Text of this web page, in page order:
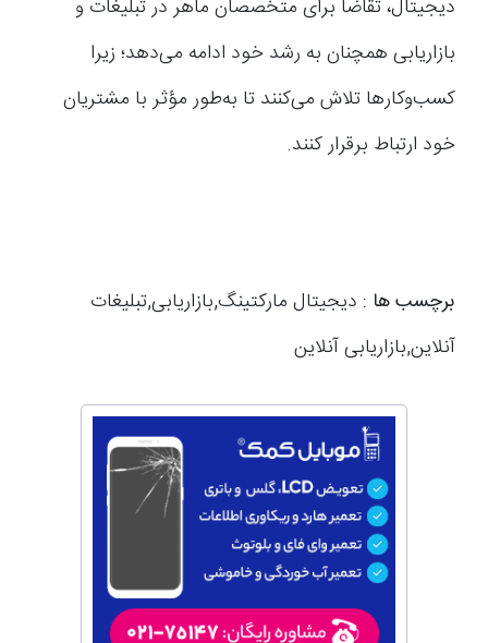
دیجیتال، تقاضا برای متخصصان ماهر در تبلیغات و
بازاریابی همچنان به رشد خود ادامه می‌دهد؛ زیرا
کسب‌وکارها تلاش می‌کنند تا به‌طور مؤثر با مشتریان
خود ارتباط برقرار کنند.
برچسب ها : دیجیتال مارکتینگ,بازاریابی,تبلیغات
آنلاین,بازاریابی آنلاین